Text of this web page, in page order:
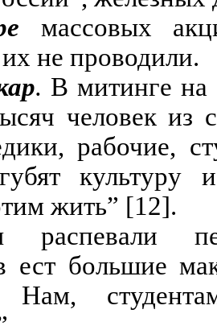
массовых
не проводили.
. В митинге на
человек
рабочие,
культуру
жить” [12].
распевали
ест большие
Нам,